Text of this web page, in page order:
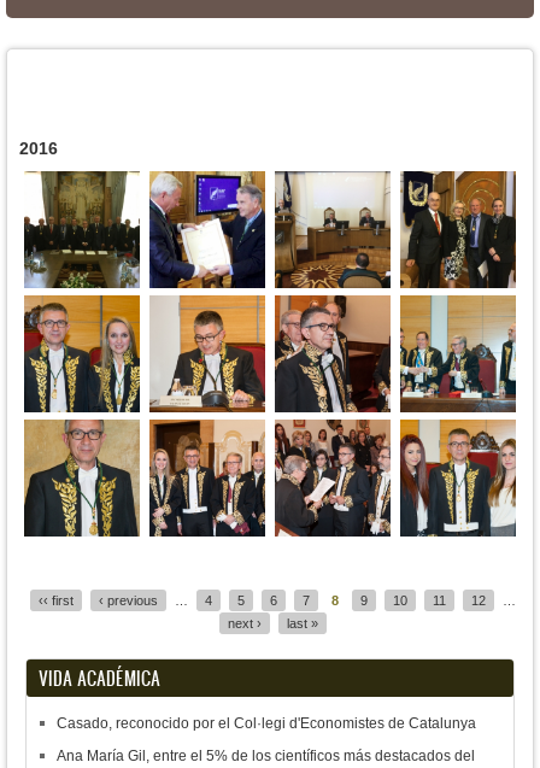
2016
‹‹ first ‹ previous 4 5 6 7 8 9 10 11 12
next ›
last »
VIDA ACADÉMICA
Casado, reconocido por el Col·legi d'Economistes de Catalunya
Ana María Gil, entre el 5% de los científicos más destacados del